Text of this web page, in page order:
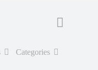
Categories